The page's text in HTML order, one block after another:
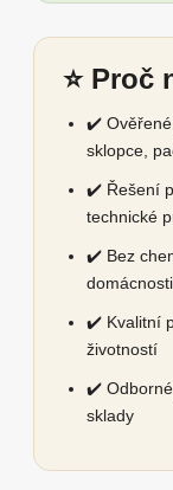
⭐ Proč
✔️ Ověřené
sklopce,
✔️ Řešení
technické
✔️ Bez
✔️ Kvalitní
životností
✔️
sklady